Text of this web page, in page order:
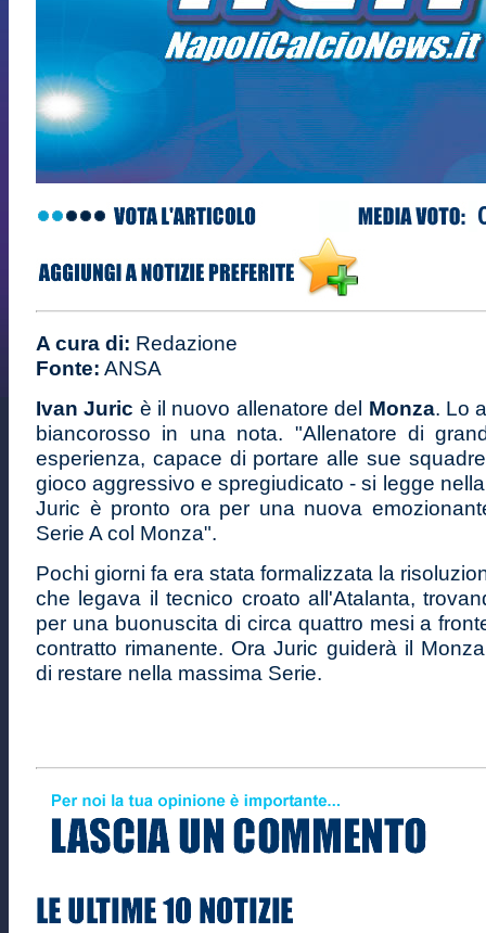
A cura di: Redazione
Fonte: ANSA
Ivan Juric è il nuovo allenatore del Monza. Lo
biancorosso in una nota. "Allenatore di
esperienza, capace di portare alle sue
gioco aggressivo e spregiudicato - si legge
Juric è pronto ora per una nuova
Serie A col Monza".
Pochi giorni fa era stata formalizzata la
che legava il tecnico croato all'Atalanta,
per una buonuscita di circa quattro mesi a
contratto rimanente. Ora Juric guiderà il
di restare nella massima Serie.